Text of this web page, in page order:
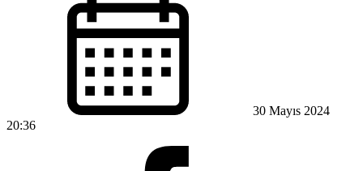
30 Mayıs 2024
20:36